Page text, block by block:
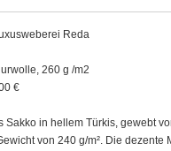
Reda
260 g /m2
€
Sakko in hellem Türkis, gewebt
von 240 g/m². Die dezente